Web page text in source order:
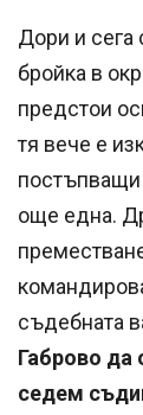
Дори и сега
бройка в
предстои
тя вече е
още една.
съдебната
Габрово да
седем